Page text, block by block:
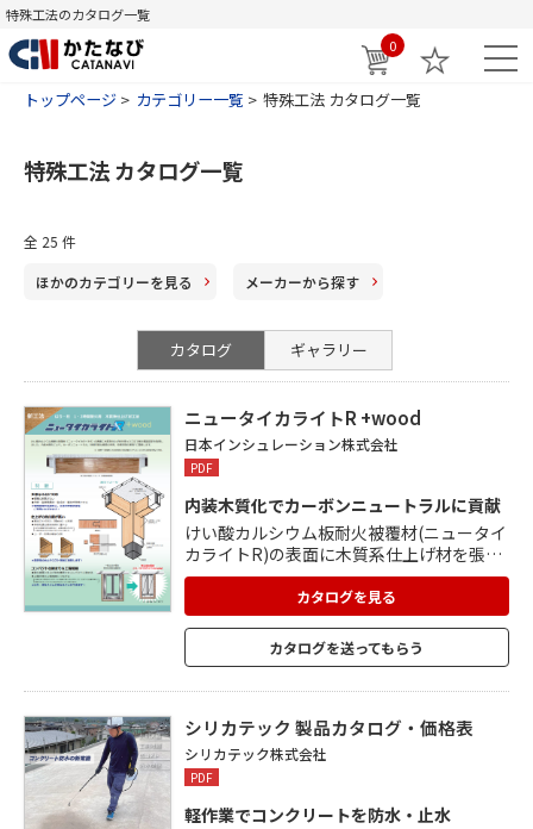
特殊工法のカタログ一覧
0
トップページ カテゴリー一覧 特殊工法 カタログ一覧
特殊工法 カタログ一覧
全 25 件
ほかのカテゴリーを見る メーカーから探す
カタログ ギャラリー
ニュータイカライトR +wood
日本インシュレーション株式会社
PDF
内装木質化でカーボンニュートラルに貢献
けい酸カルシウム板耐火被覆材(ニュータイ
カライトR)の表面に木質系仕上げ材を張っ
た工法で耐火構造認定を取得。 認定上,樹種
の制約はなく、地域産材の活用など、任意
の木材資源を利用できます。 合板・単板積
層材・集成材・製材が使用でき,接合部は実
加工も可能。 留付け部は埋め木で隠すこと
ンパクトに納まり、工期の短縮にもつなが
ります。
カタログを見る
カタログを送ってもらう
シリカテック 製品カタログ・価格表
シリカテック株式会社
PDF
軽作業でコンクリートを防水・止水